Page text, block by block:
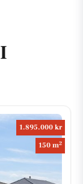
1.895.000 kr
150 m2